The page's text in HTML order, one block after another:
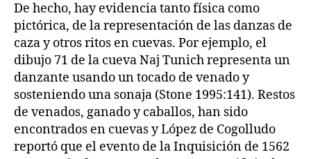
De hecho, hay evidencia tanto física como
pictórica, de la representación de las danzas de
caza y otros ritos en cuevas. Por ejemplo, el
dibujo 71 de la cueva Naj Tunich representa un
danzante usando un tocado de venado y
sosteniendo una sonaja (Stone 1995:141). Restos
de venados, ganado y caballos, han sido
encontrados en cuevas y López de Cogolludo
reportó que el evento de la Inquisición de 1562